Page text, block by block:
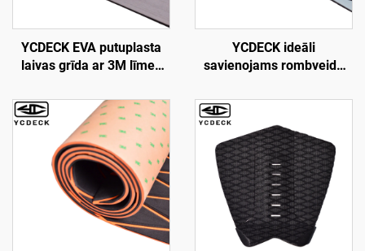
YCDECK EVA putuplasta
laivas grīda ar 3M līmes
klājs
96''x45,6''/36''/21,6''/16,8''/7,2'',
mākslīgā teksaska koka
loksne Jon laivām,
motorlaivai, RV, jahtai,
kajakam, sēfam
YCDECK ideāli
savienojams rombveida
klāja loks, pretslīdēšanas
paklājs Jon motorlaivām,
jahtas stūres paklājam, RV
grīdai